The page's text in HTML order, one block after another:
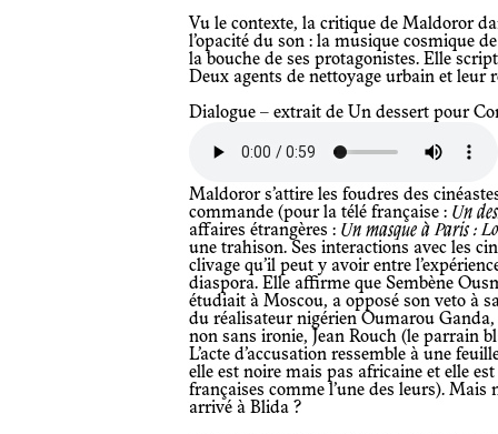
Vu le contexte, la critique de Maldoror
l’opacité du son : la musique cosmique
la bouche de ses protagonistes. Elle
Deux agents de nettoyage urbain et leur
Dialogue – extrait de Un dessert pour
Maldoror s’attire les foudres des cinéastes africains pour son travail de
commande (pour la télé française : Un
affaires étrangères : Un masque à Paris :
une trahison. Ses interactions avec les
clivage qu’il peut y avoir entre
diaspora. Elle affirme que Sembène
étudiait à Moscou, a opposé son veto à
du réalisateur nigérien Oumarou Ganda,
non sans ironie, Jean Rouch (le parrain
L’acte d’accusation ressemble à une
elle est noire mais pas africaine et elle
françaises comme l’une des leurs). Mais
arrivé à Blida ?